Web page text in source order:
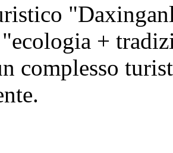
+
complesso